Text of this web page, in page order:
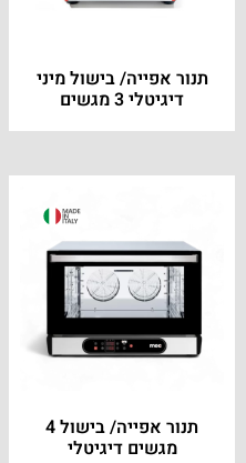
תנור אפייה/ בישול מיני
דיגיטלי 3 מגשים
תנור אפייה/ בישול 4
מגשים דיגיטלי